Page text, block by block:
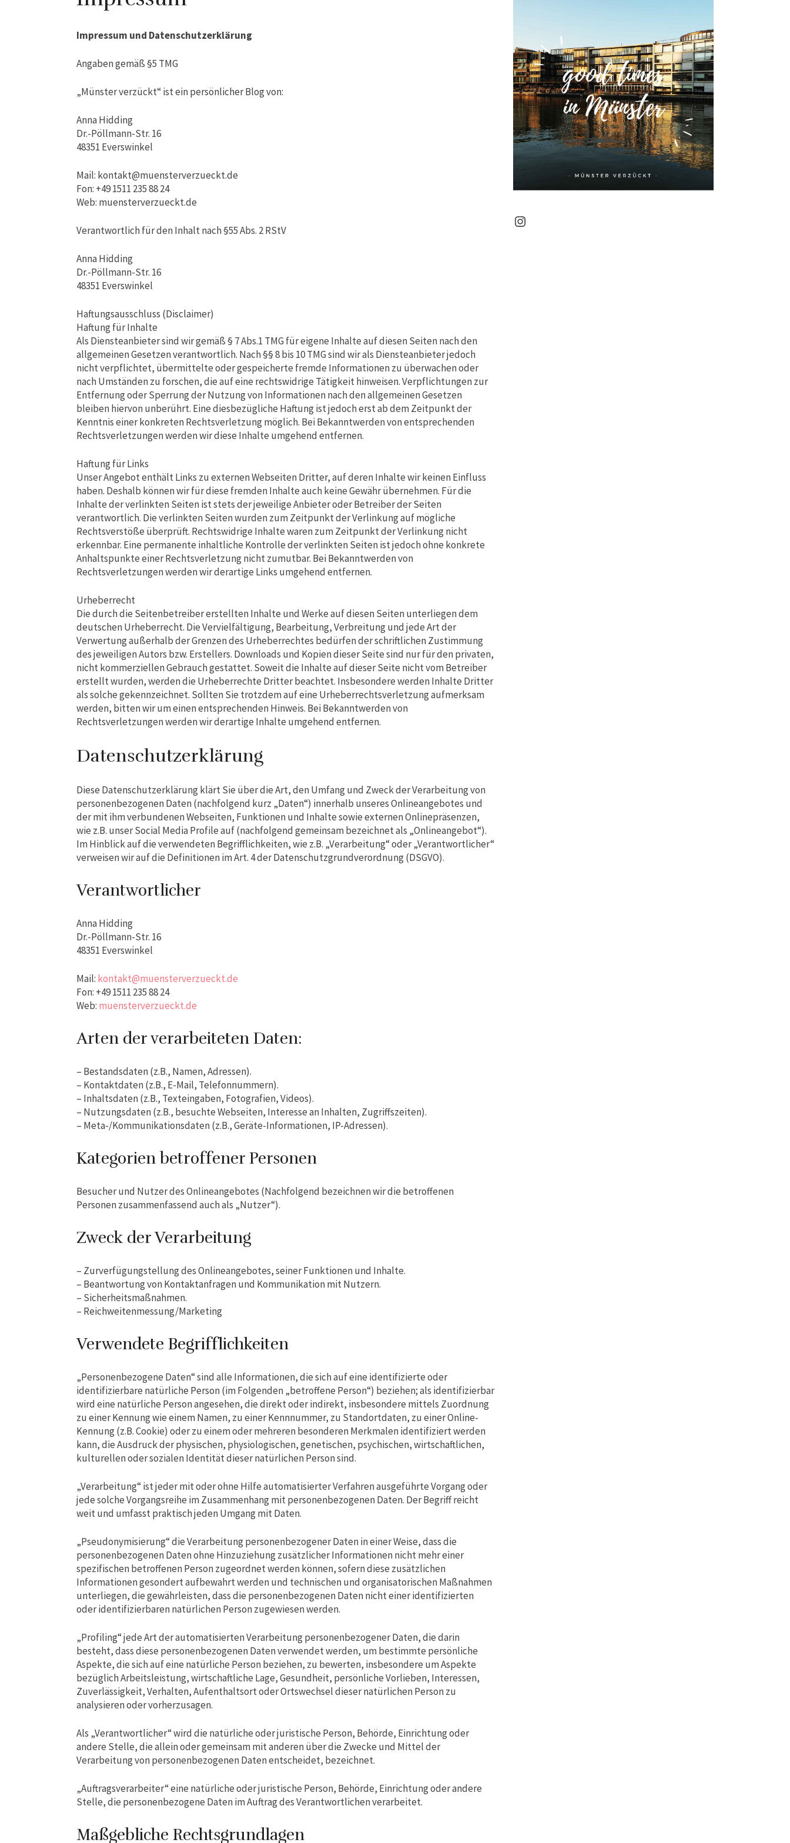
Impressum und Datenschutzerklärung
Angaben gemäß §5 TMG
„Münster verzückt“ ist ein persönlicher Blog von:
Anna Hidding
Dr.-Pöllmann-Str. 16
48351 Everswinkel
Mail: kontakt@muensterverzueckt.de
Fon: +49 1511 235 88 24
Web: muensterverzueckt.de
Verantwortlich für den Inhalt nach §55 Abs. 2 RStV
Anna Hidding
Dr.-Pöllmann-Str. 16
48351 Everswinkel
Haftungsausschluss (Disclaimer)
Haftung für Inhalte
Als Diensteanbieter sind wir gemäß § 7 Abs.1 TMG für eigene Inhalte auf diesen Seiten nach den
allgemeinen Gesetzen verantwortlich. Nach §§ 8 bis 10 TMG sind wir als Diensteanbieter jedoch
nicht verpflichtet, übermittelte oder gespeicherte fremde Informationen zu überwachen oder
nach Umständen zu forschen, die auf eine rechtswidrige Tätigkeit hinweisen. Verpflichtungen zur
Entfernung oder Sperrung der Nutzung von Informationen nach den allgemeinen Gesetzen
bleiben hiervon unberührt. Eine diesbezügliche Haftung ist jedoch erst ab dem Zeitpunkt der
Kenntnis einer konkreten Rechtsverletzung möglich. Bei Bekanntwerden von entsprechenden
Rechtsverletzungen werden wir diese Inhalte umgehend entfernen.
Haftung für Links
Unser Angebot enthält Links zu externen Webseiten Dritter, auf deren Inhalte wir keinen Einfluss
haben. Deshalb können wir für diese fremden Inhalte auch keine Gewähr übernehmen. Für die
Inhalte der verlinkten Seiten ist stets der jeweilige Anbieter oder Betreiber der Seiten
verantwortlich. Die verlinkten Seiten wurden zum Zeitpunkt der Verlinkung auf mögliche
Rechtsverstöße überprüft. Rechtswidrige Inhalte waren zum Zeitpunkt der Verlinkung nicht
erkennbar. Eine permanente inhaltliche Kontrolle der verlinkten Seiten ist jedoch ohne konkrete
Anhaltspunkte einer Rechtsverletzung nicht zumutbar. Bei Bekanntwerden von
Rechtsverletzungen werden wir derartige Links umgehend entfernen.
Urheberrecht
Die durch die Seitenbetreiber erstellten Inhalte und Werke auf diesen Seiten unterliegen dem
deutschen Urheberrecht. Die Vervielfältigung, Bearbeitung, Verbreitung und jede Art der
Verwertung außerhalb der Grenzen des Urheberrechtes bedürfen der schriftlichen Zustimmung
des jeweiligen Autors bzw. Erstellers. Downloads und Kopien dieser Seite sind nur für den privaten,
nicht kommerziellen Gebrauch gestattet. Soweit die Inhalte auf dieser Seite nicht vom Betreiber
erstellt wurden, werden die Urheberrechte Dritter beachtet. Insbesondere werden Inhalte Dritter
als solche gekennzeichnet. Sollten Sie trotzdem auf eine Urheberrechtsverletzung aufmerksam
werden, bitten wir um einen entsprechenden Hinweis. Bei Bekanntwerden von
Rechtsverletzungen werden wir derartige Inhalte umgehend entfernen.
Datenschutzerklärung
Diese Datenschutzerklärung klärt Sie über die Art, den Umfang und Zweck der Verarbeitung von
personenbezogenen Daten (nachfolgend kurz „Daten“) innerhalb unseres Onlineangebotes und
der mit ihm verbundenen Webseiten, Funktionen und Inhalte sowie externen Onlinepräsenzen,
wie z.B. unser Social Media Profile auf (nachfolgend gemeinsam bezeichnet als „Onlineangebot“).
Im Hinblick auf die verwendeten Begrifflichkeiten, wie z.B. „Verarbeitung“ oder „Verantwortlicher“
verweisen wir auf die Definitionen im Art. 4 der Datenschutzgrundverordnung (DSGVO).
Verantwortlicher
Anna Hidding
Dr.-Pöllmann-Str. 16
48351 Everswinkel
Mail: kontakt@muensterverzueckt.de
Fon: +49 1511 235 88 24
Web: muensterverzueckt.de
Arten der verarbeiteten Daten:
– Bestandsdaten (z.B., Namen, Adressen).
– Kontaktdaten (z.B., E-Mail, Telefonnummern).
– Inhaltsdaten (z.B., Texteingaben, Fotografien, Videos).
– Nutzungsdaten (z.B., besuchte Webseiten, Interesse an Inhalten, Zugriffszeiten).
– Meta-/Kommunikationsdaten (z.B., Geräte-Informationen, IP-Adressen).
Kategorien betroffener Personen
Besucher und Nutzer des Onlineangebotes (Nachfolgend bezeichnen wir die betroffenen
Personen zusammenfassend auch als „Nutzer“).
Zweck der Verarbeitung
– Zurverfügungstellung des Onlineangebotes, seiner Funktionen und Inhalte.
– Beantwortung von Kontaktanfragen und Kommunikation mit Nutzern.
– Sicherheitsmaßnahmen.
– Reichweitenmessung/Marketing
Verwendete Begrifflichkeiten
„Personenbezogene Daten“ sind alle Informationen, die sich auf eine identifizierte oder
identifizierbare natürliche Person (im Folgenden „betroffene Person“) beziehen; als identifizierbar
wird eine natürliche Person angesehen, die direkt oder indirekt, insbesondere mittels Zuordnung
zu einer Kennung wie einem Namen, zu einer Kennnummer, zu Standortdaten, zu einer Online-
Kennung (z.B. Cookie) oder zu einem oder mehreren besonderen Merkmalen identifiziert werden
kann, die Ausdruck der physischen, physiologischen, genetischen, psychischen, wirtschaftlichen,
kulturellen oder sozialen Identität dieser natürlichen Person sind.
„Verarbeitung“ ist jeder mit oder ohne Hilfe automatisierter Verfahren ausgeführte Vorgang oder
jede solche Vorgangsreihe im Zusammenhang mit personenbezogenen Daten. Der Begriff reicht
weit und umfasst praktisch jeden Umgang mit Daten.
„Pseudonymisierung“ die Verarbeitung personenbezogener Daten in einer Weise, dass die
personenbezogenen Daten ohne Hinzuziehung zusätzlicher Informationen nicht mehr einer
spezifischen betroffenen Person zugeordnet werden können, sofern diese zusätzlichen
Informationen gesondert aufbewahrt werden und technischen und organisatorischen Maßnahmen
unterliegen, die gewährleisten, dass die personenbezogenen Daten nicht einer identifizierten
oder identifizierbaren natürlichen Person zugewiesen werden.
„Profiling“ jede Art der automatisierten Verarbeitung personenbezogener Daten, die darin
besteht, dass diese personenbezogenen Daten verwendet werden, um bestimmte persönliche
Aspekte, die sich auf eine natürliche Person beziehen, zu bewerten, insbesondere um Aspekte
bezüglich Arbeitsleistung, wirtschaftliche Lage, Gesundheit, persönliche Vorlieben, Interessen,
Zuverlässigkeit, Verhalten, Aufenthaltsort oder Ortswechsel dieser natürlichen Person zu
analysieren oder vorherzusagen.
Als „Verantwortlicher“ wird die natürliche oder juristische Person, Behörde, Einrichtung oder
andere Stelle, die allein oder gemeinsam mit anderen über die Zwecke und Mittel der
Verarbeitung von personenbezogenen Daten entscheidet, bezeichnet.
„Auftragsverarbeiter“ eine natürliche oder juristische Person, Behörde, Einrichtung oder andere
Stelle, die personenbezogene Daten im Auftrag des Verantwortlichen verarbeitet.
Maßgebliche Rechtsgrundlagen
Instagram